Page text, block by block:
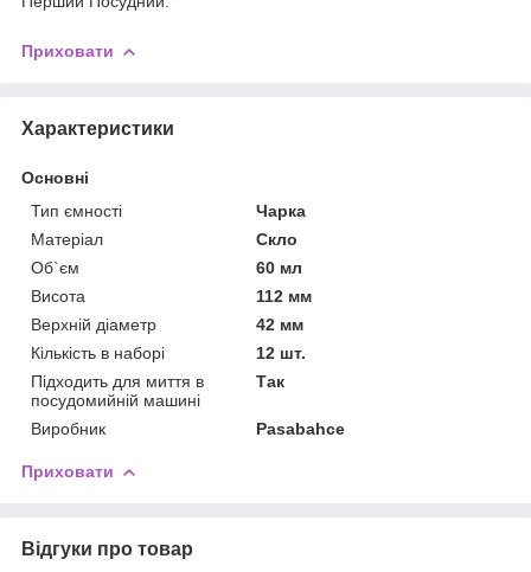
Приховати
Характеристики
Основні
Тип ємності
Чарка
Матеріал
Скло
Об`єм
60 мл
Висота
112 мм
Верхній діаметр
42 мм
Кількість в наборі
12 шт.
Підходить для миття в
посудомийній машині
Так
Виробник Pasabahce
Приховати
Відгуки про товар